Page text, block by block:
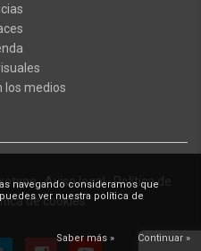
navegando consideramos que
ver nuestra política de
Saber más » Continuar »
los medios
·Aviso legal·Política de
de cookies